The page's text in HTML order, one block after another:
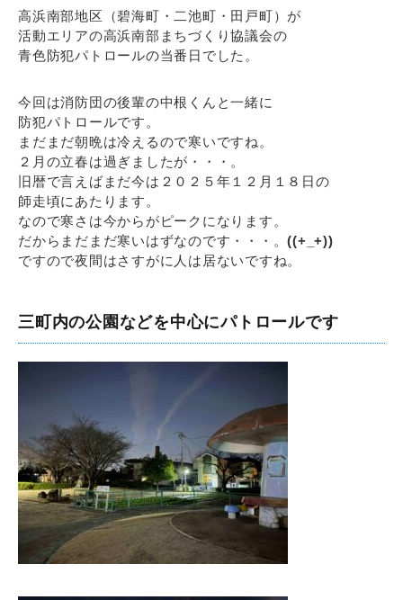
高浜南部地区（碧海町・二池町・田戸町）が
活動エリアの高浜南部まちづくり協議会の
青色防犯パトロールの当番日でした。
今回は消防団の後輩の中根くんと一緒に
防犯パトロールです。
まだまだ朝晩は冷えるので寒いですね。
２月の立春は過ぎましたが・・・。
旧暦で言えばまだ今は２０２５年１２月１８日の
師走頃にあたります。
なので寒さは今からがピークになります。
だからまだまだ寒いはずなのです・・・。((+_+))
ですので夜間はさすがに人は居ないですね。
三町内の公園などを中心にパトロールです